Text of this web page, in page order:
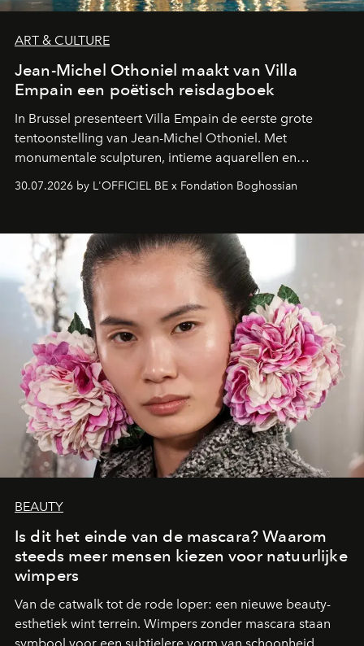
ART & CULTURE
Jean-Michel Othoniel maakt van Villa
Empain een poëtisch reisdagboek
In Brussel presenteert Villa Empain de eerste grote
tentoonstelling van Jean-Michel Othoniel. Met
monumentale sculpturen, intieme aquarellen en
fonkelend Murano-glas creëert de Franse kunstenaar
een emotionele reis waarin elk werk de herinnering
moment van verwondering.
30.07.2026 by L'OFFICIEL BE x Fondation Boghossian
BEAUTY
Is dit het einde van de mascara? Waarom
steeds meer mensen kiezen voor natuurlijke
wimpers
Van de catwalk tot de rode loper: een nieuwe beauty-
esthetiek wint terrein. Wimpers zonder mascara staan